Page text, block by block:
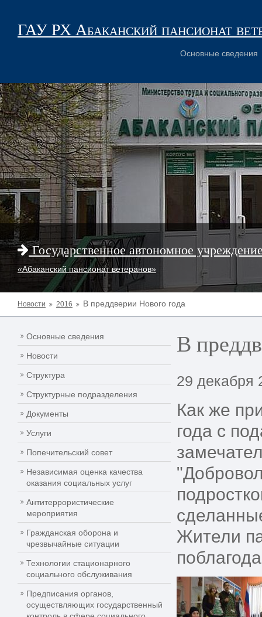
ГАУ РХ Абаканский пансионат
Основные сведения
Государственное автономное
«Абаканский пансионат ветеранов»
Новости 2016 В преддверии Нового года
Основные сведения
Новости
Структура
Структурные подразделения
Документы
Услуги
Попечительский совет
Независимая оценка качества
оказания социальных услуг
Антитеррористические
мероприятия
Гражданская оборона и
чрезвычайные ситуации
Технологии стационарного
социального обслуживания
Предписания органов,
осуществляющих государственный
В
29 декабря
Как же
года с
Жители